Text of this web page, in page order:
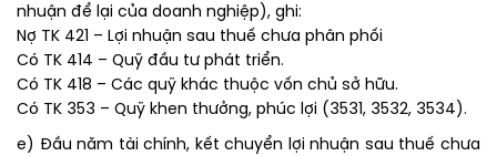
nhuận để lại của doanh nghiệp), ghi:
Nợ TK 421 – Lợi nhuận sau thuế chưa phân phối
Có TK 414 – Quỹ đầu tư phát triển.
Có TK 418 – Các quỹ khác thuộc vốn chủ sở hữu.
Có TK 353 – Quỹ khen thưởng, phúc lợi (3531, 3532, 3534).
e) Đầu năm tài chính, kết chuyển lợi nhuận sau thuế chưa